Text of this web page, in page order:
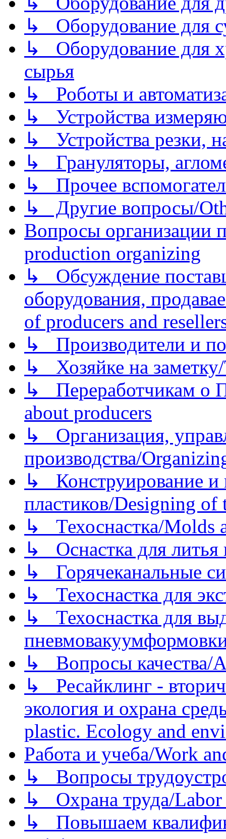
↳ Оборудование для
↳ Оборудование для
сырья
↳ Роботы и
↳ Устройства
↳ Устройства резки,
↳ Грануляторы,
↳ Прочее
↳ Другие вопросы/
Вопросы организации
production organizing
↳ Обсуждение
оборудования,
of producers and
↳ Производители и
↳ Хозяйке на
↳ Переработчикам о
about producers
↳ Организация,
производства/
↳ Конструирование и
пластиков/Designing of
↳ Техоснастка/Molds
↳ Оснастка для литья
↳ Горячеканальные
↳ Техоснастка для
↳ Техоснастка для
↳ Вопросы качества/
↳ Ресайклинг -
экология и охрана
plastic. Ecology and
Работа и учеба/Work
↳ Вопросы
↳ Охрана труда/Labor
↳ Повышаем